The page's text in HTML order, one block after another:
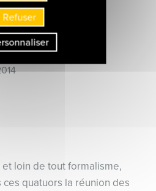
religieuse
loin de tout formalisme,
quatuors la réunion des
Refuser